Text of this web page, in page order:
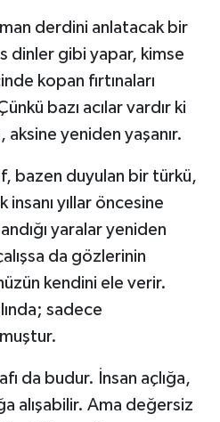
derdini anlatacak bir
dinler gibi yapar, kimse
kopan fırtınaları
bazı acılar vardır ki
aksine yeniden yaşanır.
bazen duyulan bir türkü,
yıllar öncesine
yaralar yeniden
da gözlerinin
kendini ele verir.
sadece
da budur. İnsan açlığa,
alışabilir. Ama değersiz